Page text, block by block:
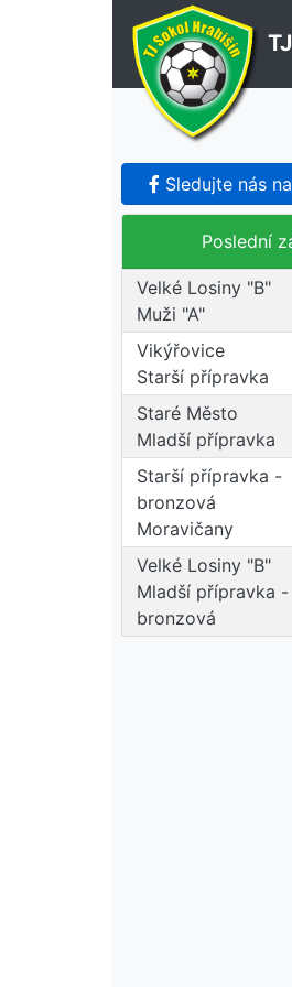
Sledujte nás
Poslední
Velké Losiny "B"
Muži "A"
Vikýřovice
Starší přípravka
Staré Město
Mladší přípravka
Starší přípravka -
bronzová
Moravičany
Velké Losiny "B"
Mladší přípravka -
bronzová